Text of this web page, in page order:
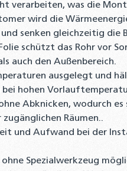
verarbeiten, was die
wird die
senken gleichzeitig die
schützt das Rohr vor
auch den Außenbereich.
ausgelegt und
bei hohen
Abknicken, wodurch
Räumen..
und Aufwand bei der
Spezialwerkzeug